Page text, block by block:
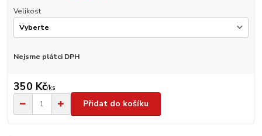
Velikost
Nejsme plátci DPH
350 Kč/ks
Přidat do košíku